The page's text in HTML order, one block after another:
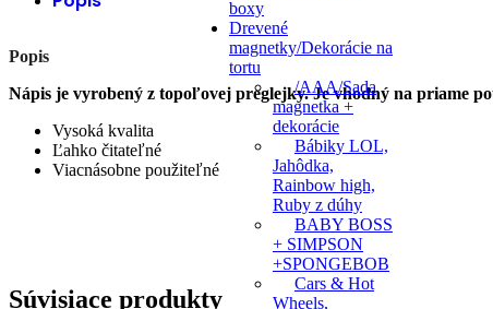
boxy
Drevené
magnetky/Dekorácie na
tortu
/AAA/Sada
magnetka +
dekorácie
Bábiky LOL,
Jahôdka,
Rainbow high,
Ruby z dúhy
BABY BOSS
+ SIMPSON
+SPONGEBOB
Cars & Hot
Wheels,
Popis
Nápis je vyrobený z topoľovej preglejky. Je vhodný na priame
Vysoká kvalita
Ľahko čitateľné
Viacnásobne použiteľné
Súvisiace produkty